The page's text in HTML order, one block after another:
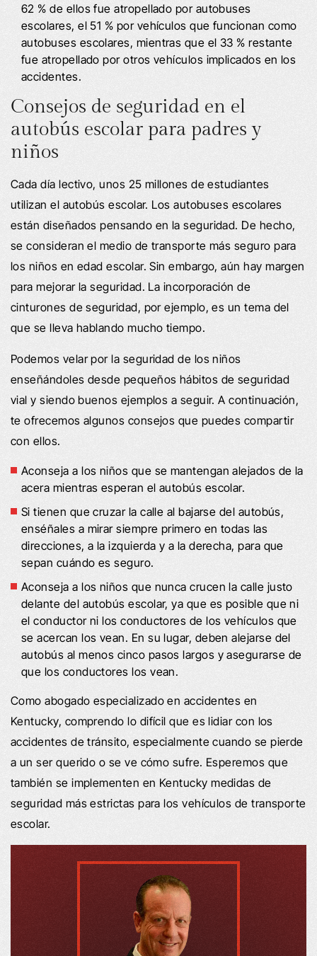
62 % de ellos fue atropellado por autobuses
escolares, el 51 % por vehículos que funcionan como
autobuses escolares, mientras que el 33 % restante
fue atropellado por otros vehículos implicados en los
accidentes.
Consejos de seguridad en el
autobús escolar para padres y
niños
Cada día lectivo, unos 25 millones de estudiantes
utilizan el autobús escolar. Los autobuses escolares
están diseñados pensando en la seguridad. De hecho,
se consideran el medio de transporte más seguro para
los niños en edad escolar. Sin embargo, aún hay margen
para mejorar la seguridad. La incorporación de
cinturones de seguridad, por ejemplo, es un tema del
que se lleva hablando mucho tiempo.
Podemos velar por la seguridad de los niños
enseñándoles desde pequeños hábitos de seguridad
vial y siendo buenos ejemplos a seguir. A continuación,
te ofrecemos algunos consejos que puedes compartir
con ellos.
Aconseja a los niños que se mantengan alejados de la
acera mientras esperan el autobús escolar.
Si tienen que cruzar la calle al bajarse del autobús,
enséñales a mirar siempre primero en todas las
direcciones, a la izquierda y a la derecha, para que
sepan cuándo es seguro.
Aconseja a los niños que nunca crucen la calle justo
delante del autobús escolar, ya que es posible que ni
el conductor ni los conductores de los vehículos que
se acercan los vean. En su lugar, deben alejarse del
autobús al menos cinco pasos largos y asegurarse de
que los conductores los vean.
Como abogado especializado en accidentes en
Kentucky, comprendo lo difícil que es lidiar con los
accidentes de tránsito, especialmente cuando se pierde
a un ser querido o se ve cómo sufre. Esperemos que
también se implementen en Kentucky medidas de
seguridad más estrictas para los vehículos de transporte
escolar.